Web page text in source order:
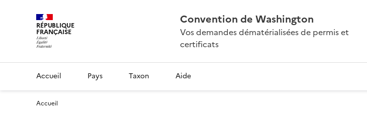
RÉPUBLIQUE
FRANÇAISE
Convention de Washington
Vos demandes dématérialisées de permis et
certificats
Accueil Pays Taxon Aide
Accueil